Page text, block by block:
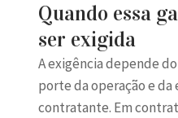
Quando essa
ser exigida
A exigência depende
porte da operação e da
contratante. Em